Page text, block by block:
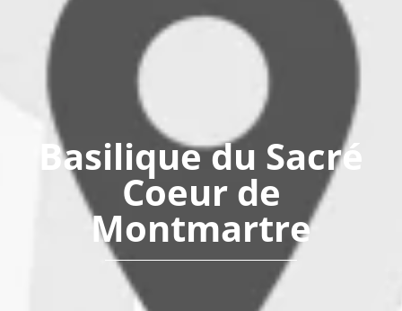
Basilique du Sacré
Coeur de
Montmartre